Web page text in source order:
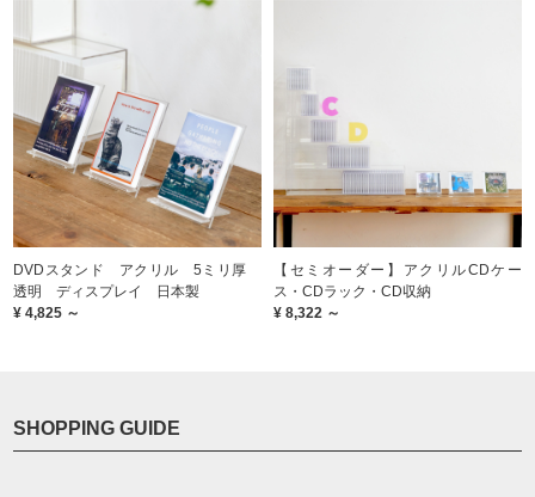
DVDスタンド アクリル 5ミリ厚
透明 ディスプレイ 日本製
¥ 4,825 ～
【セミオーダー】アクリルCDケー
ス・CDラック・CD収納
¥ 8,322 ～
SHOPPING GUIDE